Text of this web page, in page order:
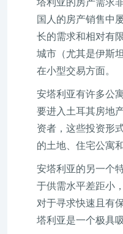
国人的房产销售中
长的需求和相对有
城市（尤其是伊斯
在小型交易方面。
安塔利亚有许多公
要进入土耳其房地
资者，这些投资形
的土地、住宅公寓
安塔利亚的另一个
于供需水平差距小
对于寻求快速且有
塔利亚是一个极具